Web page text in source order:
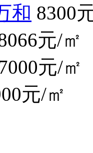
和 8300
元/㎡
元/㎡
元/㎡